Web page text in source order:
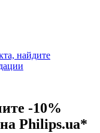
найдите
-10%
Philips.ua*